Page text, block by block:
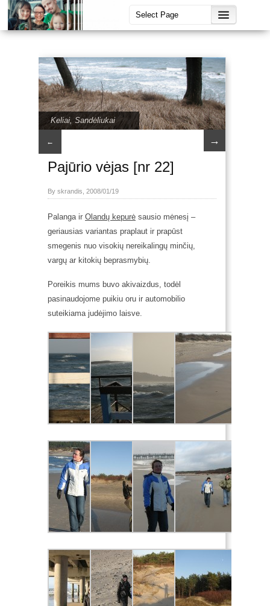
Keliai Sandėliukai
← →
Pajūrio vėjas [nr 22]
By skrandis, 2008/01/19
Palanga ir Olandų kepurė sausio mėnesį –
geriausias variantas praplaut ir prapūst
smegenis nuo visokių nereikalingų minčių,
vargų ar kitokių beprasmybių.
Poreikis mums buvo akivaizdus, todėl
pasinaudojome puikiu oru ir automobilio
suteikiama judėjimo laisve.